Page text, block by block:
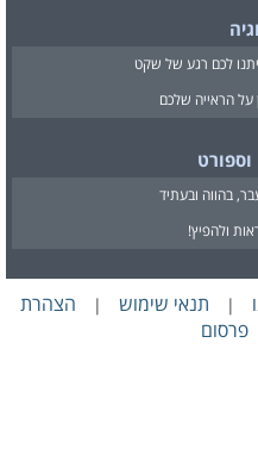
על הראייה שלכם
ולהפיץ!
| תנאי שימוש |
הצהרת
פרסום